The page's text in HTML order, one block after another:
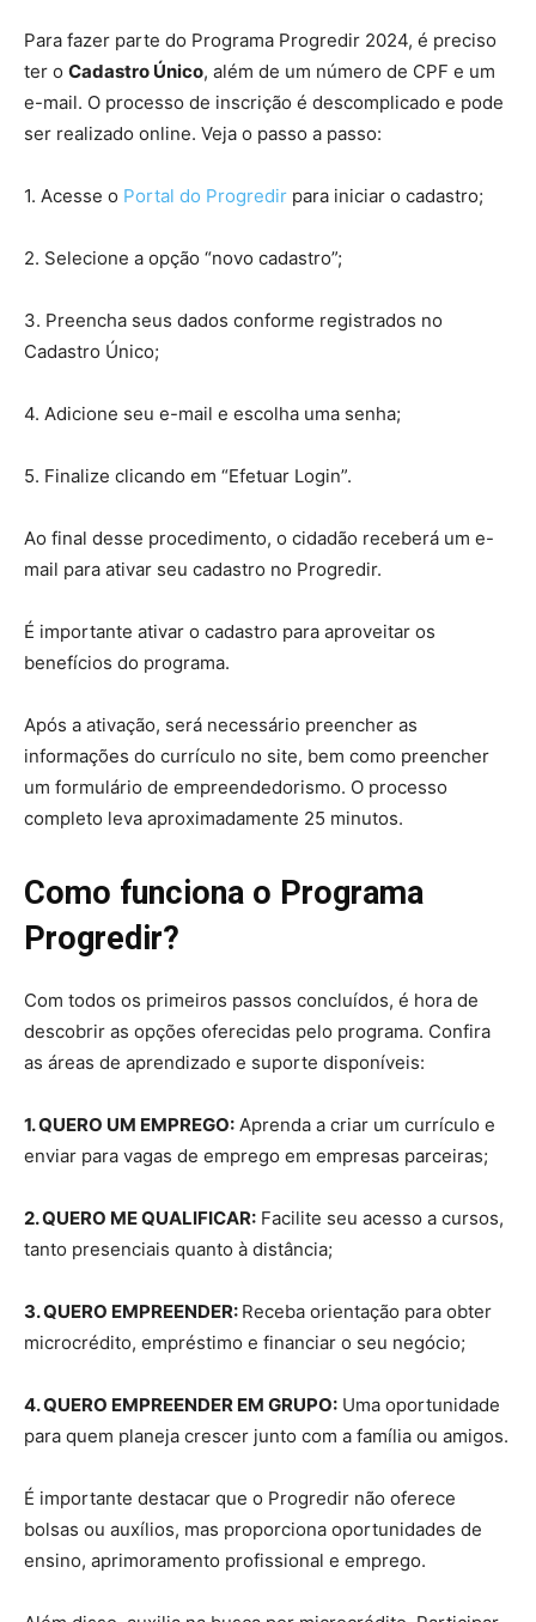
Para fazer parte do Programa Progredir 2024, é preciso
ter o Cadastro Único, além de um número de CPF e um
e-mail. O processo de inscrição é descomplicado e pode
ser realizado online. Veja o passo a passo:
1. Acesse o Portal do Progredir para iniciar o cadastro;
2. Selecione a opção “novo cadastro”;
3. Preencha seus dados conforme registrados no
Cadastro Único;
4. Adicione seu e-mail e escolha uma senha;
5. Finalize clicando em “Efetuar Login”.
Ao final desse procedimento, o cidadão receberá um e-
mail para ativar seu cadastro no Progredir.
É importante ativar o cadastro para aproveitar os
benefícios do programa.
Após a ativação, será necessário preencher as
informações do currículo no site, bem como preencher
um formulário de empreendedorismo. O processo
completo leva aproximadamente 25 minutos.
Como funciona o Programa
Progredir?
Com todos os primeiros passos concluídos, é hora de
descobrir as opções oferecidas pelo programa. Confira
as áreas de aprendizado e suporte disponíveis:
1. QUERO UM EMPREGO: Aprenda a criar um currículo e
enviar para vagas de emprego em empresas parceiras;
2. QUERO ME QUALIFICAR: Facilite seu acesso a cursos,
tanto presenciais quanto à distância;
3. QUERO EMPREENDER: Receba orientação para obter
microcrédito, empréstimo e financiar o seu negócio;
4. QUERO EMPREENDER EM GRUPO: Uma oportunidade
para quem planeja crescer junto com a família ou amigos.
É importante destacar que o Progredir não oferece
bolsas ou auxílios, mas proporciona oportunidades de
ensino, aprimoramento profissional e emprego.